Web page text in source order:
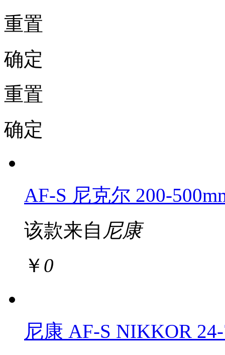
重置
确定
重置
确定
AF-S 尼克尔 200-
该款来自 尼康
￥ 0
尼康 AF-S NIKKOR